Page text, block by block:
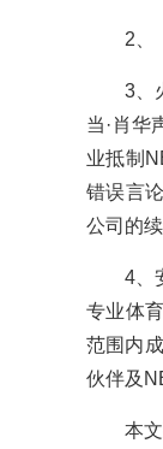
2、
3、
当·肖华
业抵制
错误言
公司的续
4、
专业体
范围内
伙伴及
本